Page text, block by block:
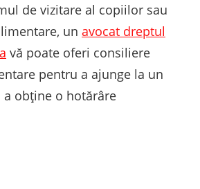
de vizitare al copiilor sau
un avocat dreptul
vă poate oferi consiliere
pentru a ajunge la un
obține o hotărâre